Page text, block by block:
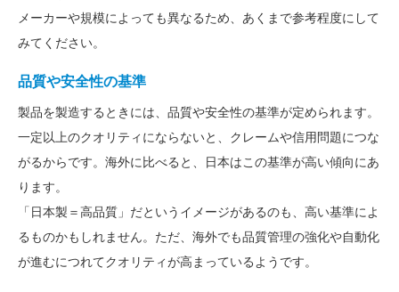
メーカーや規模によっても異なるため、あくまで参考程度にして
みてください。
品質や安全性の基準
製品を製造するときには、品質や安全性の基準が定められます。
一定以上のクオリティにならないと、クレームや信用問題につな
がるからです。海外に比べると、日本はこの基準が高い傾向にあ
ります。
「日本製＝高品質」だというイメージがあるのも、高い基準によ
るものかもしれません。ただ、海外でも品質管理の強化や自動化
が進むにつれてクオリティが高まっているようです。